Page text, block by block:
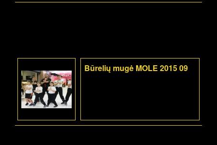
Būrelių mugė MOLE 2015 09